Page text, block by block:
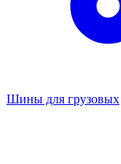
Шины для грузовых